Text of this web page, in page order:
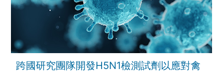
跨國研究團隊開發H5N1檢測試劑以應對禽